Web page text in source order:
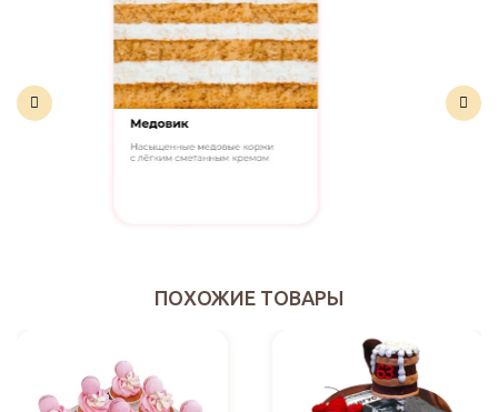
ПОХОЖИЕ ТОВАРЫ